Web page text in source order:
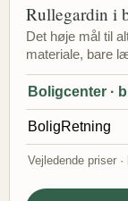
Rullegardin i
Det høje mål til
materiale, bare
Boligcenter ·
BoligRetning
Vejledende priser